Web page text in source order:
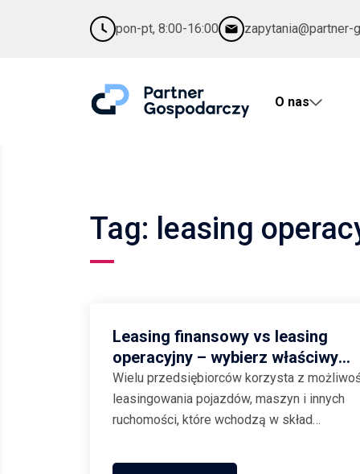
pon-pt, 8:00-16:00 zapytania@partner-
O nas
Tag: leasing
Leasing finansowy vs leasing
operacyjny – wybierz właściwy
model dla Twojej firmy
Wielu przedsiębiorców korzysta z
leasingowania pojazdów, maszyn i innych
ruchomości, które wchodzą w skład
koszty uzyskania przychodów, dzięki